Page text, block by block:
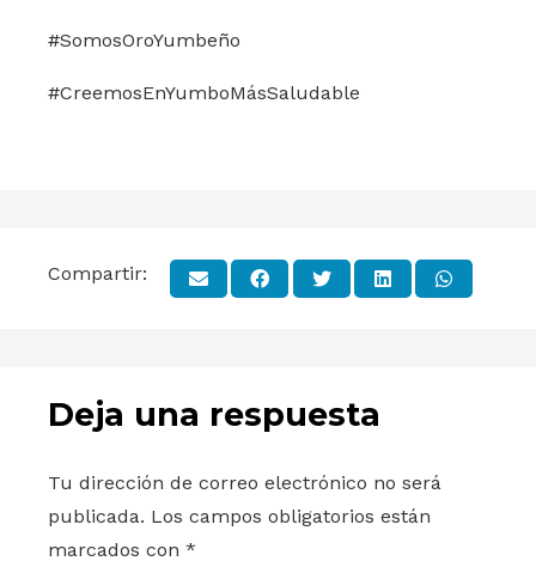
#SomosOroYumbeño
#CreemosEnYumboMásSaludable
Compartir:
Deja una respuesta
Tu dirección de correo electrónico no será
publicada. Los campos obligatorios están
marcados con *